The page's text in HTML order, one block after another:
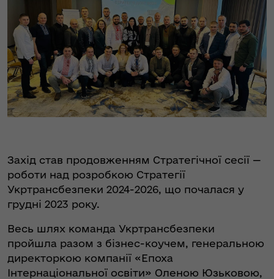
Захід став продовженням Стратегічної сесії —
роботи над розробкою Стратегії
Укртрансбезпеки 2024-2026, що почалася у
грудні 2023 року.
Весь шлях команда Укртрансбезпеки
пройшла разом з бізнес-коучем, генеральною
директоркою компанії «Епоха
Інтернаціональної освіти» Оленою Юзьковою,